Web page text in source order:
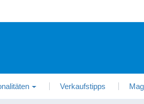
Verkaufstipps